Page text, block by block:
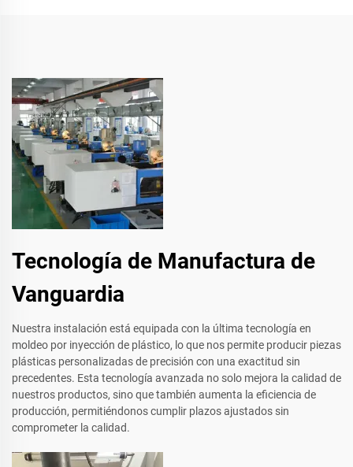
Tecnología de Manufactura de
Vanguardia
Nuestra instalación está equipada con la última tecnología en
moldeo por inyección de plástico, lo que nos permite producir piezas
plásticas personalizadas de precisión con una exactitud sin
precedentes. Esta tecnología avanzada no solo mejora la calidad de
nuestros productos, sino que también aumenta la eficiencia de
producción, permitiéndonos cumplir plazos ajustados sin
comprometer la calidad.